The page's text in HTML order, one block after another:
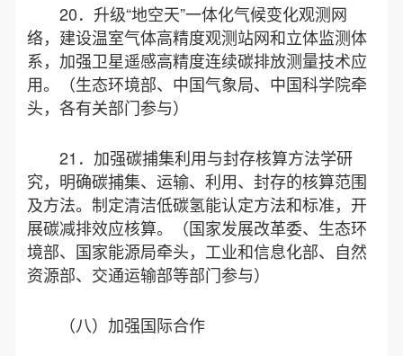
20．升级“地空天”一体化气候变化观测网
络，建设温室气体高精度观测站网和立体监测体
系，加强卫星遥感高精度连续碳排放测量技术应
用。（生态环境部、中国气象局、中国科学院牵
头，各有关部门参与）
21．加强碳捕集利用与封存核算方法学研
究，明确碳捕集、运输、利用、封存的核算范围
及方法。制定清洁低碳氢能认定方法和标准，开
展碳减排效应核算。（国家发展改革委、生态环
境部、国家能源局牵头，工业和信息化部、自然
资源部、交通运输部等部门参与）
（八）加强国际合作